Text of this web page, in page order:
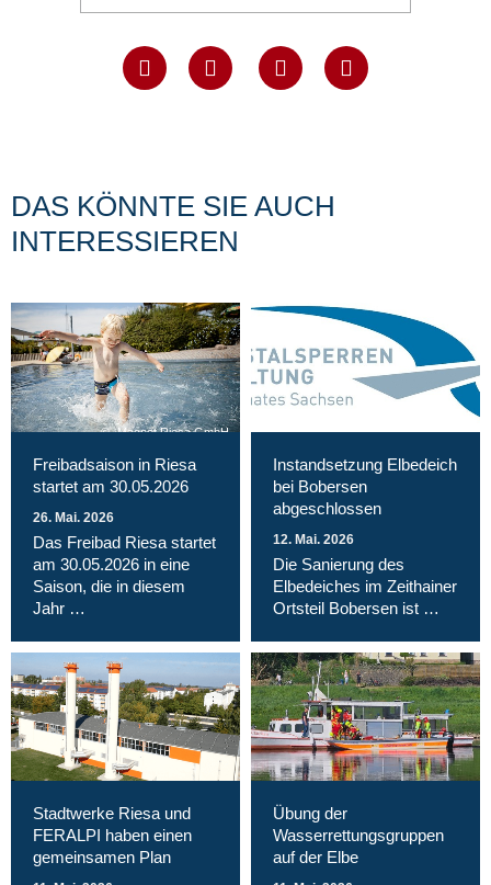
DAS KÖNNTE SIE AUCH
INTERESSIEREN
Magnet Riesa GmbH
Freibadsaison in Riesa
startet am 30.05.2026
26. Mai. 2026
Das Freibad Riesa startet
am 30.05.2026 in eine
Saison, die in diesem
Jahr …
Instandsetzung Elbedeich
bei Bobersen
abgeschlossen
12. Mai. 2026
Die Sanierung des
Elbedeiches im Zeithainer
Ortsteil Bobersen ist …
Stadtwerke Riesa und
FERALPI haben einen
gemeinsamen Plan
Übung der
Wasserrettungsgruppen
auf der Elbe